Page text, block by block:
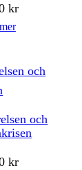
kr
och
kr